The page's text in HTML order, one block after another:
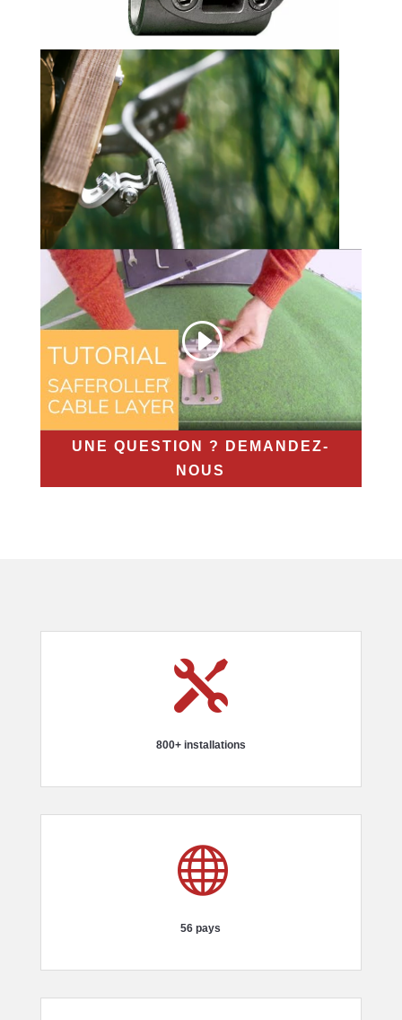
UNE QUESTION ? DEMANDEZ-
NOUS

800+ installations

56 pays